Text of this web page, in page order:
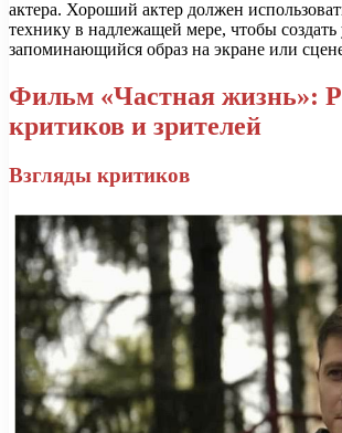
актера. Хороший актер должен
технику в надлежащей мере, чтобы
запоминающийся образ на экране или
Фильм «Частная жизнь»:
критиков и зрителей
Взгляды критиков